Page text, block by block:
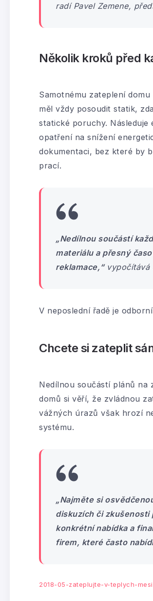
radí Pavel Zemene,
Několik kroků před
Samotnému zateplení
měl vždy posoudit statik,
statické poruchy.
opatření na snížení
dokumentaci, bez které by
prací.
„Nedílnou součástí
materiálu a přesný
reklamace,“vypočítává
V neposlední řadě je
Chcete si zateplit
Nedílnou součástí plánů na
domů si věří, že zvládnou
vážných úrazů však hrozí
systému.
„Najměte si
diskuzích či zkušenosti
konkrétní nabídka a
firem, které často
2018-05-zateplujte-v-teplych-